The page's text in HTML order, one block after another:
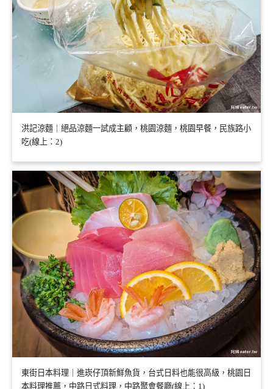
洪記涼麵｜絕品涼麵一試成主顧，桃園涼麵，桃園早餐，民族路小
吃(線上：2)
東街日本料理｜進崁仔頂新鮮魚貨，台式日料也能很高級，桃園日
本料理推薦，中路日式料理，中路聚會餐廳(線上：1)